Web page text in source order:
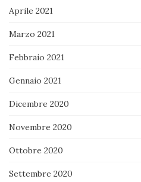
Aprile 2021
Marzo 2021
Febbraio 2021
Gennaio 2021
Dicembre 2020
Novembre 2020
Ottobre 2020
Settembre 2020